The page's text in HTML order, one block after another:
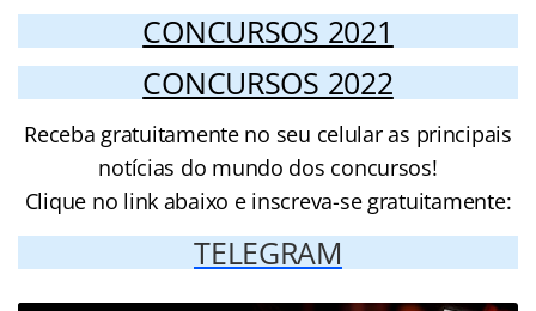
CONCURSOS 2021
CONCURSOS 2022
Receba gratuitamente no seu celular as principais
notícias do mundo dos concursos!
Clique no link abaixo e inscreva-se gratuitamente:
TELEGRAM